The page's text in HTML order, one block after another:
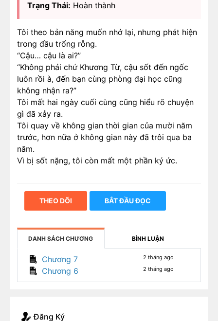
Trạng Thái: Hoàn thành
Tôi theo bản năng muốn nhớ lại, nhưng phát hiện
trong đầu trống rỗng.
“Cậu… cậu là ai?”
“Không phải chứ Khương Từ, cậu sốt đến ngốc
luôn rồi à, đến bạn cùng phòng đại học cũng
không nhận ra?”
Tôi mất hai ngày cuối cùng cũng hiểu rõ chuyện
gì đã xảy ra.
Tôi quay về không gian thời gian của mười năm
trước, hơn nữa ở không gian này đã trôi qua ba
năm.
Vì bị sốt nặng, tôi còn mất một phần ký ức.
THEO DÕI BẮT ĐẦU ĐỌC
DANH SÁCH CHƯƠNG BÌNH LUẬN
Chương 7 2 tháng ago
Chương 6 2 tháng ago
Đăng Ký